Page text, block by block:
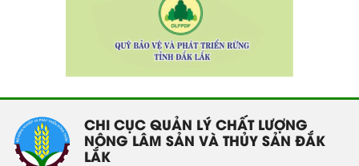
CHI CỤC QUẢN LÝ CHẤT LƯỢNG
NÔNG LÂM SẢN VÀ THỦY SẢN ĐẮK
LẮK